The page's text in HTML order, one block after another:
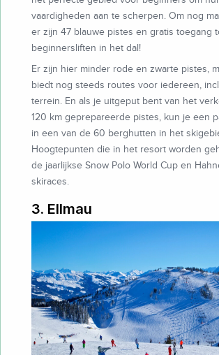
vaardigheden aan te scherpen. Om nog
er zijn 47 blauwe pistes en gratis toegang
beginnersliften in het dal!
Er zijn hier minder rode en zwarte pistes,
biedt nog steeds routes voor iedereen,
terrein. En als je uitgeput bent van het
120 km geprepareerde pistes, kun je een
in een van de 60 berghutten in het
Hoogtepunten die in het resort worden
de jaarlijkse Snow Polo World Cup en
skiraces.
3. Ellmau